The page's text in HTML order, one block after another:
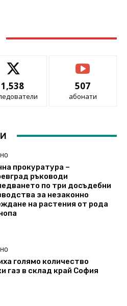
1,538 507
абонати
прокуратура –
ръководи
по три досъдебни
за незаконно
на растения от рода
голямо количество
газ в склад край София